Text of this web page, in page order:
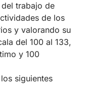
trabajo de
de los
y valorando su
del 100 al 133,
y 100
siguientes